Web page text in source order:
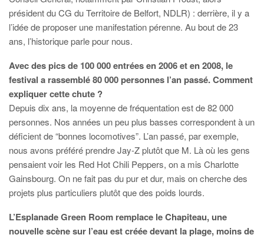
président du CG du Territoire de Belfort, NDLR) : derrière, il y a
l’idée de proposer une manifestation pérenne. Au bout de 23
ans, l’historique parle pour nous.
Avec des pics de 100 000 entrées en 2006 et en 2008, le
festival a rassemblé 80 000 personnes l’an passé. Comment
expliquer cette chute ?
Depuis dix ans, la moyenne de fréquentation est de 82 000
personnes. Nos années un peu plus basses correspondent à un
déficient de “bonnes locomotives”. L’an passé, par exemple,
nous avons préféré prendre Jay-Z plutôt que M. Là où les gens
pensaient voir les Red Hot Chili Peppers, on a mis Charlotte
Gainsbourg. On ne fait pas du pur et dur, mais on cherche des
projets plus particuliers plutôt que des poids lourds.
L’Esplanade Green Room remplace le Chapiteau, une
nouvelle scène sur l’eau est créée devant la plage, moins de